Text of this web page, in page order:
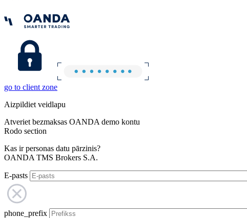
go to client zone
Aizpildiet veidlapu
Atveriet bezmaksas OANDA demo kontu
Rodo section
Kas ir personas datu pārzinis?
OANDA TMS Brokers S.A.
E-pasts
phone_prefix